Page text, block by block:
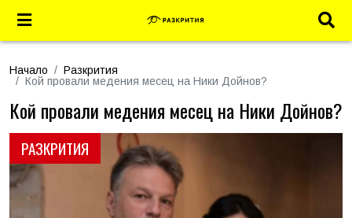
Начало
Разкрития
Кой провали медения месец на Ники Дойнов?
РАЗКРИТИЯ
Кой провали медения месец на Ники Дойнов?